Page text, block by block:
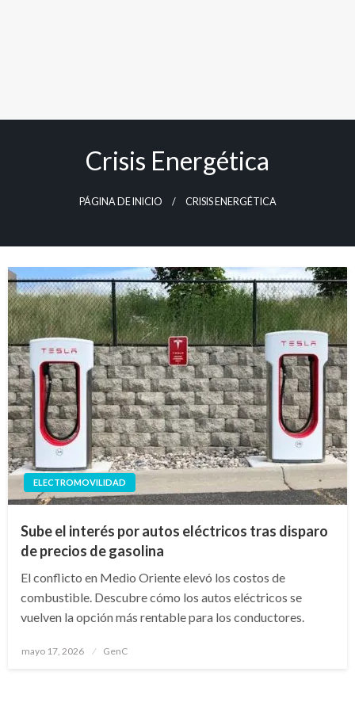
Crisis Energética
PÁGINA DE INICIO CRISIS ENERGÉTICA
ELECTROMOVILIDAD
Sube el interés por autos eléctricos tras disparo
de precios de gasolina
El conflicto en Medio Oriente elevó los costos de
combustible. Descubre cómo los autos eléctricos se
vuelven la opción más rentable para los conductores.
Publicado
mayo 17, 2026 GenC